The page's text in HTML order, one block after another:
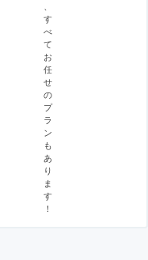
す
べ
て
お
任
せ
の
プ
ラ
ン
も
あ
り
ま
す
！